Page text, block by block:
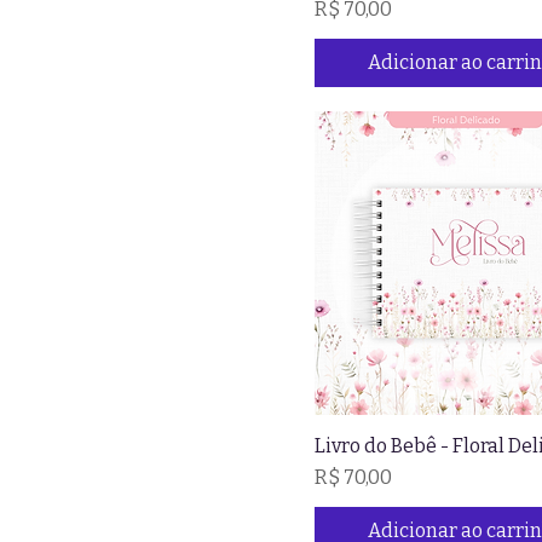
Preço
R$ 70,00
Adicionar ao
Livro do Bebê - Floral
Preço
R$ 70,00
Adicionar ao